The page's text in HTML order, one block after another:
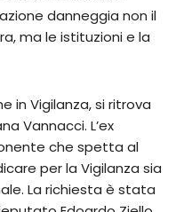
danneggia non il
ma le istituzioni e la
in Vigilanza, si ritrova
Vannacci. L’ex
che spetta al
per la Vigilanza sia
La richiesta è stata